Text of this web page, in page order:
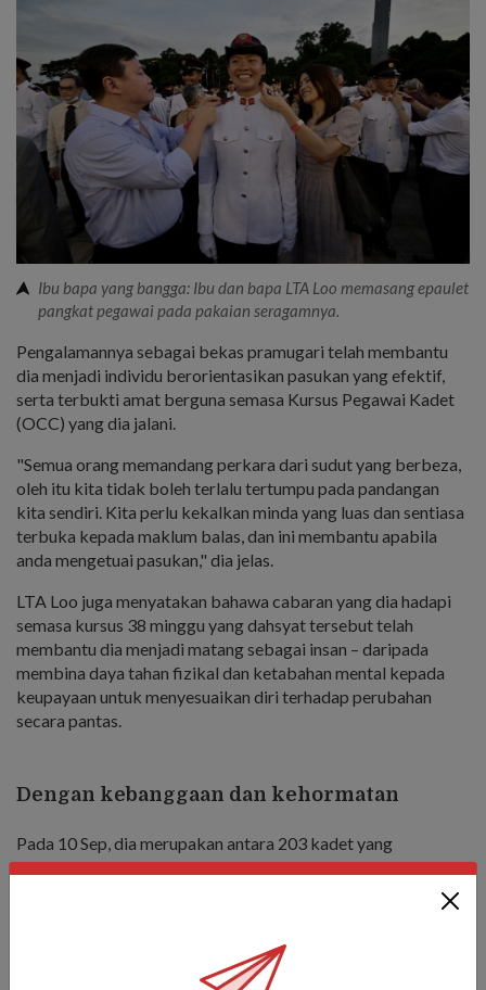
Ibu bapa yang bangga: Ibu dan bapa LTA Loo memasang epaulet
pangkat pegawai pada pakaian seragamnya.
Pengalamannya sebagai bekas pramugari telah membantu
dia menjadi individu berorientasikan pasukan yang efektif,
serta terbukti amat berguna semasa Kursus Pegawai Kadet
(OCC) yang dia jalani.
"Semua orang memandang perkara dari sudut yang berbeza,
oleh itu kita tidak boleh terlalu tertumpu pada pandangan
kita sendiri. Kita perlu kekalkan minda yang luas dan sentiasa
terbuka kepada maklum balas, dan ini membantu apabila
anda mengetuai pasukan," dia jelas.
LTA Loo juga menyatakan bahawa cabaran yang dia hadapi
semasa kursus 38 minggu yang dahsyat tersebut telah
membantu dia menjadi matang sebagai insan – daripada
membina daya tahan fizikal dan ketabahan mental kepada
keupayaan untuk menyesuaikan diri terhadap perubahan
secara pantas.
Dengan kebanggaan dan kehormatan
Pada 10 Sep, dia merupakan antara 203 kadet yang
ditauliahkan sebagai pegawai pada hari itu. Dalam kalangan
daripada Angkatan Laut Republik Singapura dan 67 daripada